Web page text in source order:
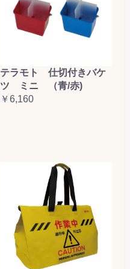
テラモト 仕切付きバケ
ツ ミニ （青/赤)
￥6,160